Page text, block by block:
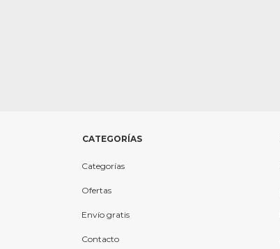
CATEGORÍAS
Categorías
Ofertas
Envío gratis
Contacto